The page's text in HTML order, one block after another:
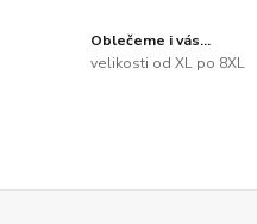
Oblečeme i vás...
velikosti od XL po 8XL